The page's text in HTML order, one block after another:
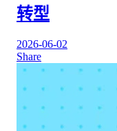
转型
2026-06-02
Share